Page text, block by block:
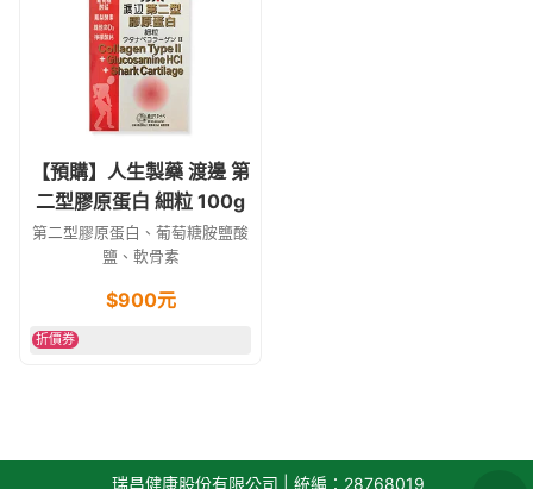
【預購】人生製藥 渡邊 第
二型膠原蛋白 細粒 100g
第二型膠原蛋白、葡萄糖胺鹽酸
鹽、軟骨素
$900元
折價券
瑞昌健康股份有限公司 | 統編：28768019